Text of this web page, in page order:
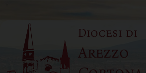
content
Diocesi di
Arezzo